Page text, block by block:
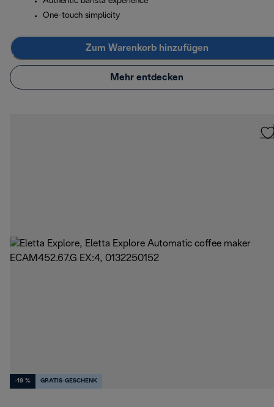
One-touch simplicity
Zum Warenkorb hinzufügen
Mehr entdecken
-19 % GRATIS-GESCHENK